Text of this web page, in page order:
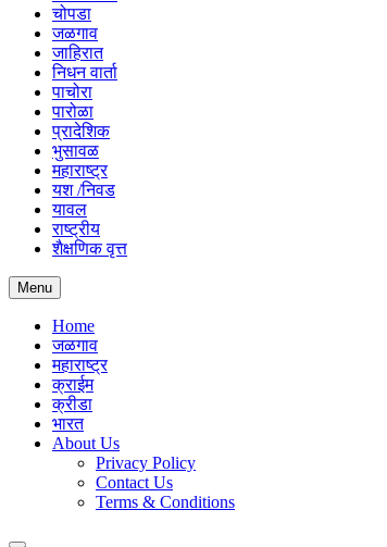
चोपडा
जळगाव
जाहिरात
निधन वार्ता
पाचोरा
पारोळा
प्रादेशिक
भुसावळ
महाराष्ट्र
यश /निवड
यावल
राष्ट्रीय
शैक्षणिक वृत्त
Menu
Home
जळगाव
महाराष्ट्र
क्राईम
क्रीडा
भारत
About Us
Privacy Policy
Contact Us
Terms & Conditions